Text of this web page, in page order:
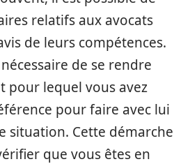
relatifs aux avocats
de leurs compétences.
de se rendre
pour lequel vous avez
pour faire avec lui
situation. Cette démarche
que vous êtes en